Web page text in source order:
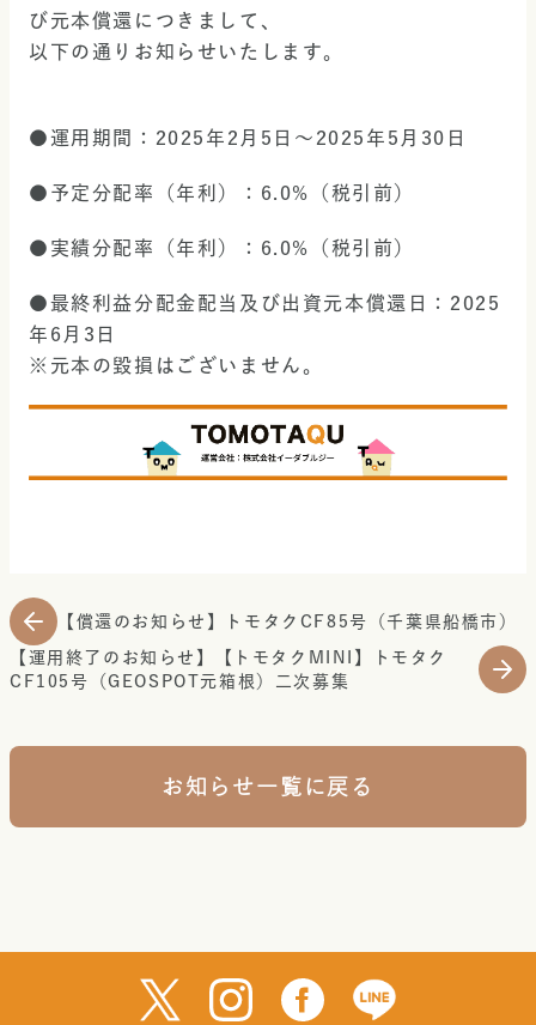
び元本償還につきまして、
以下の通りお知らせいたします。
●運用期間：2025年2月5日～2025年5月30日
●予定分配率（年利）：6.0%（税引前）
●実績分配率（年利）：6.0%（税引前）
●最終利益分配金配当及び出資元本償還日：2025
年6月3日
※元本の毀損はございません。
【償還のお知らせ】トモタクCF85号（千葉県船橋市）
【運用終了のお知らせ】【トモタクMINI】トモタク
CF105号（GEOSPOT元箱根）二次募集
お知らせ一覧に戻る